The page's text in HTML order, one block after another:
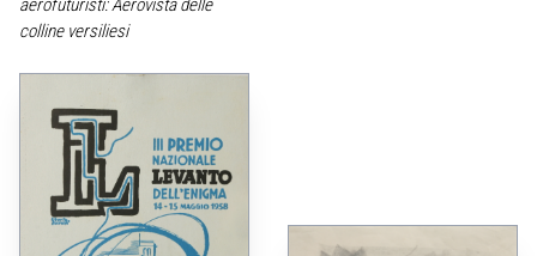
aerofuturisti: Aerovista delle
colline versiliesi